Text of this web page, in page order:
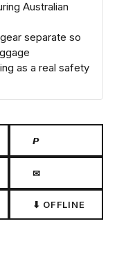
Australian
separate so
as a real safety
𝙋
✉
⬇ OFFLINE